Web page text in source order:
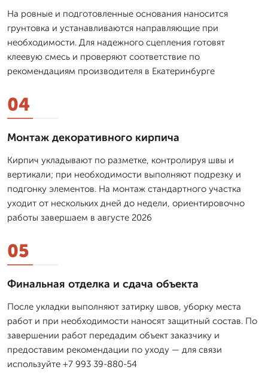
На ровные и подготовленные основания наносится
грунтовка и устанавливаются направляющие при
необходимости. Для надежного сцепления готовят
клеевую смесь и проверяют соответствие по
рекомендациям производителя в Екатеринбурге
04
Монтаж декоративного кирпича
Кирпич укладывают по разметке, контролируя швы и
вертикали; при необходимости выполняют подрезку и
подгонку элементов. На монтаж стандартного участка
уходит от нескольких дней до недели, ориентировочно
работы завершаем в августе 2026
05
Финальная отделка и сдача объекта
После укладки выполняют затирку швов, уборку места
работ и при необходимости наносят защитный состав. По
завершении работ передадим объект заказчику и
предоставим рекомендации по уходу — для связи
используйте +7 993 39-880-54